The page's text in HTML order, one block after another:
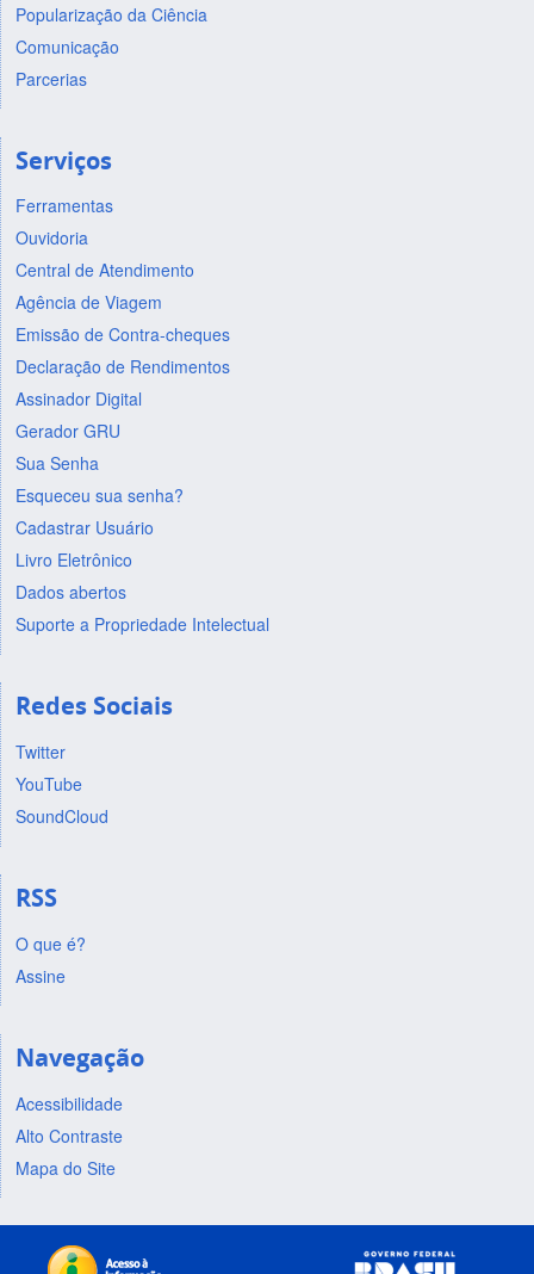
Popularização da Ciência
Comunicação
Parcerias
Serviços
Ferramentas
Ouvidoria
Central de Atendimento
Agência de Viagem
Emissão de Contra-cheques
Declaração de Rendimentos
Assinador Digital
Gerador GRU
Sua Senha
Esqueceu sua senha?
Cadastrar Usuário
Livro Eletrônico
Dados abertos
Suporte a Propriedade Intelectual
Redes Sociais
Twitter
YouTube
SoundCloud
RSS
O que é?
Assine
Navegação
Acessibilidade
Alto Contraste
Mapa do Site